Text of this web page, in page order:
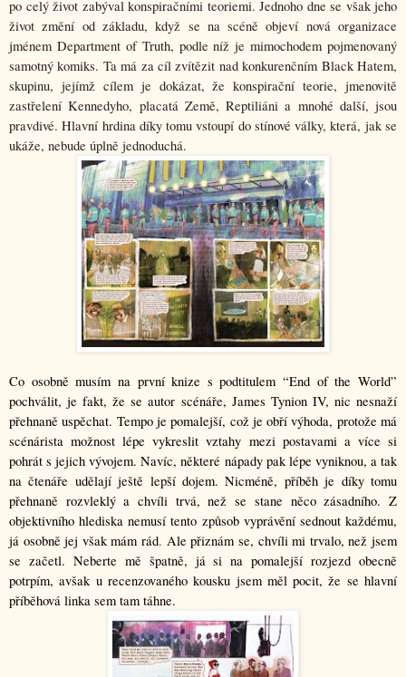
po celý život zabýval konspiračními teoriemi. Jednoho dne se však jeho
život změní od základu, když se na scéně objeví nová organizace
jménem Department of Truth, podle níž je mimochodem pojmenovaný
samotný komiks. Ta má za cíl zvítězit nad konkurenčním Black Hatem,
skupinu, jejímž cílem je dokázat, že konspirační teorie, jmenovitě
zastřelení Kennedyho, placatá Země, Reptiliáni a mnohé další, jsou
pravdivé. Hlavní hrdina díky tomu vstoupí do stínové války, která, jak se
ukáže, nebude úplně jednoduchá.
Co osobně musím na první knize s podtitulem “End of the World”
pochválit, je fakt, že se autor scénáře, James Tynion IV, nic nesnaží
přehnaně uspěchat. Tempo je pomalejší, což je obří výhoda, protože má
scénárista možnost lépe vykreslit vztahy mezi postavami a více si
pohrát s jejich vývojem. Navíc, některé nápady pak lépe vyniknou, a tak
na čtenáře udělají ještě lepší dojem. Nicméně, příběh je díky tomu
přehnaně rozvleklý a chvíli trvá, než se stane něco zásadního. Z
objektivního hlediska nemusí tento způsob vyprávění sednout každému,
já osobně jej však mám rád. Ale přiznám se, chvíli mi trvalo, než jsem
se začetl. Neberte mě špatně, já si na pomalejší rozjezd obecně
potrpím, avšak u recenzovaného kousku jsem měl pocit, že se hlavní
příběhová linka sem tam táhne.